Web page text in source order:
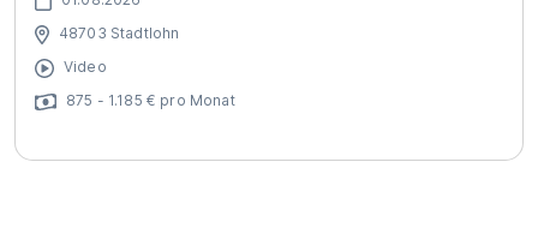
48703 Stadtlohn
Video
875 - 1.185 € pro Monat